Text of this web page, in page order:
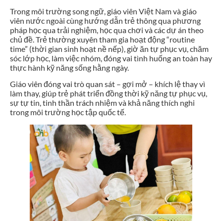
Trong môi trường song ngữ, giáo viên Việt Nam và giáo
viên nước ngoài cùng hướng dẫn trẻ thông qua phương
pháp học qua trải nghiệm, học qua chơi và các dự án theo
chủ đề. Trẻ thường xuyên tham gia hoạt động “routine
time” (thời gian sinh hoạt nề nếp), giờ ăn tự phục vụ, chăm
sóc lớp học, làm việc nhóm, đóng vai tình huống an toàn hay
thực hành kỹ năng sống hằng ngày.
Giáo viên đóng vai trò quan sát – gợi mở – khích lệ thay vì
làm thay, giúp trẻ phát triển đồng thời kỹ năng tự phục vụ,
sự tự tin, tinh thần trách nhiệm và khả năng thích nghi
trong môi trường học tập quốc tế.